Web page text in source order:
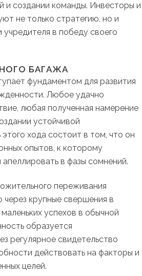
и создании команды. Инвесторы и
не только стратегию, но и
в победу своего
БАГАЖА
фундаментом для развития
Любое удачно
любая полученная намерение
устойчивой
хода состоит в том, что он
опытов, к которому
в фазы сомнений.
переживания
через крупные свершения в
успехов в обычной
образуется
регулярное свидетельство
действовать на факторы и
целей.